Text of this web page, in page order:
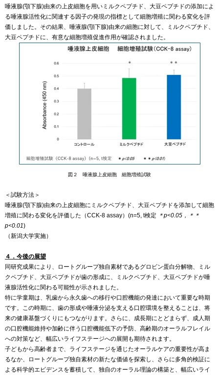
唾液腺(顎下腺)由来の上皮細胞を用いミルクペプチド、大豆ペプチドの添加によ
る唾液腺活性化に関連する因子の発現の指標として細胞増殖に関わる変化を評
価しました。その結果、唾液腺(顎下腺)由来の細胞に対して、ミルクペプチド、
大豆ペプチドに、有意な細胞増殖促進作用が確認されました。
図２ 唾液腺上皮細胞 細胞増殖試験
＜試験方法＞
唾液腺(顎下腺)由来の上皮細胞にミルクペプチド、大豆ペプチドを添加して細胞
増殖に関わる変化を評価した（CCK-8 assay）(n=5, t検定 ＊p<0.05，＊＊
p<0.01)
（新潟大学実施）
４．今後の展望
同研究成果により、ロートグループ独自素材であるグロビン蛋白分解物、ミル
クペプチド、大豆ペプチドが歯の形成に、ミルクペプチド、大豆ペプチドが唾
液腺活性化に関わる可能性が示されました。
特に学童期は、乳歯から永久歯への移行や口腔機能の発達において重要な時期
です。この時期に、歯の形成や唾液分泌を支える口腔環境を整えることは、将
来の健康基盤づくりにもつながります。さらに、成長期にとどまらず、成人期
の口腔機能維持や加齢に伴う口腔機能低下の予防、高齢期のオーラルフレイル
への対策など、幅広いライフステージへの展開も期待されます。
子どもから高齢者まで、ライフステージを通じたオーラルケアの重要性が高ま
るなか、ロートグループ独自素材の新たな価値を探索し、さらに多角的検証に
よる科学的エビデンスを蓄積して、独自のオーラル理論の構築と、幅広いライ